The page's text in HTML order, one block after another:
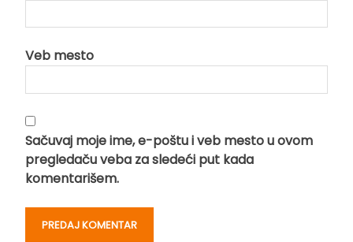
Veb mesto
Sačuvaj moje ime, e-poštu i veb mesto u ovom
pregledaču veba za sledeći put kada
komentarišem.